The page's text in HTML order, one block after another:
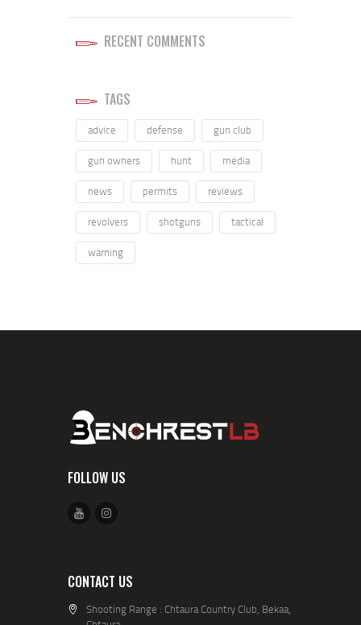
RECENT COMMENTS
TAGS
advice defense gun club
gun owners hunt media
news permits reviews
revolvers shotguns tactical
warning
FOLLOW US
CONTACT US
Shooting Range : Chtaura Country Club, Bekaa,